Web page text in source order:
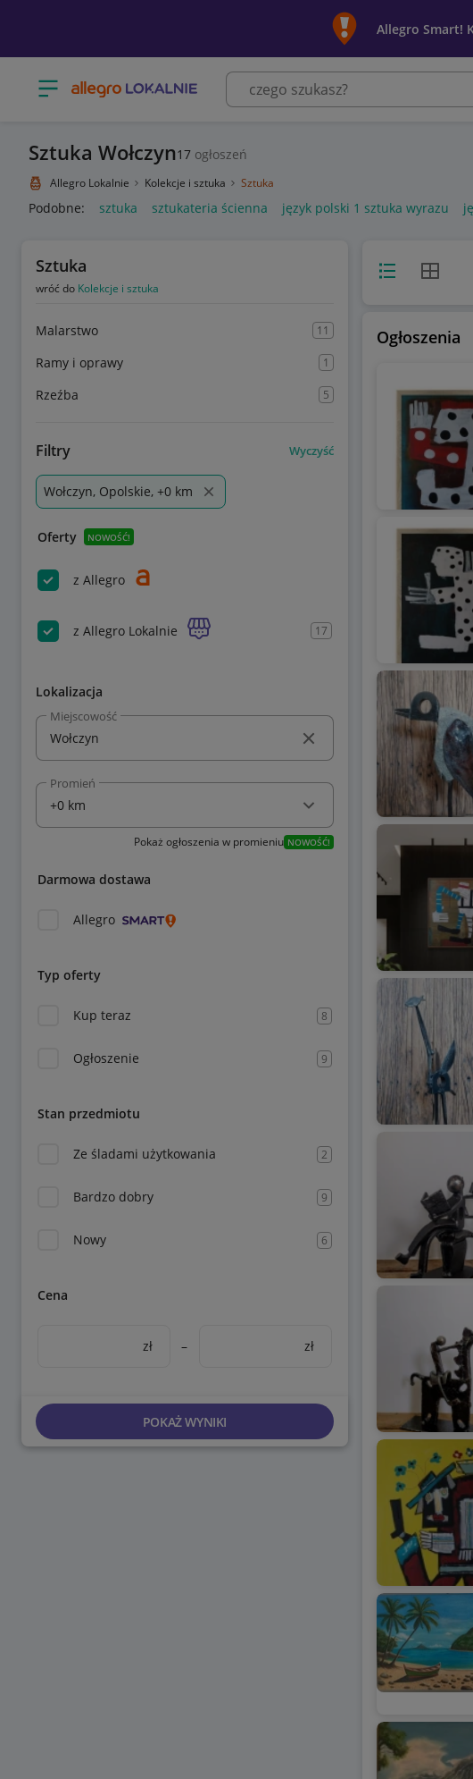
Allegro Smart!
Otwórz menu z kategoriami
Sztuka Wołczyn17 ogłoszeń
Allegro Lokalnie Kolekcje i sztuka Sztuka
Podobne: sztuka sztukateria ścienna język polski 1 sztuka wyrazu
Sztuka
wróć do Kolekcje i sztuka
Malarstwo 11
Ramy i oprawy 1
Rzeźba 5
Filtry Wyczyść
Wołczyn, Opolskie, +0 km
Oferty NOWOŚĆ!
z Allegro
z Allegro Lokalnie 17
Lokalizacja
Miejscowość
Promień
Pokaż ogłoszenia w promieniu NOWOŚĆ!
Darmowa dostawa
Allegro
Typ oferty
Kup teraz 8
Ogłoszenie 9
Stan przedmiotu
Ze śladami użytkowania 2
Bardzo dobry 9
Nowy 6
Cena
zł – zł
POKAŻ WYNIKI
Widok listy
Widok
Ogłoszenia